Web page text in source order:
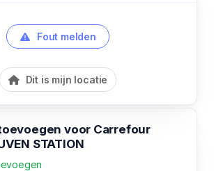
Fout melden
Dit is mijn locatie
voor Carrefour
STATION